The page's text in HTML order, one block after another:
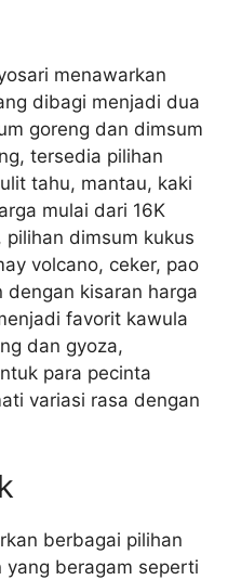
menawarkan
dibagi menjadi dua
goreng dan dimsum
tersedia pilihan
tahu, mantau, kaki
mulai dari 16K
dimsum kukus
volcano, ceker, pao
dengan kisaran harga
favorit kawula
dan gyoza,
para pecinta
variasi rasa dengan
berbagai pilihan
yang beragam seperti